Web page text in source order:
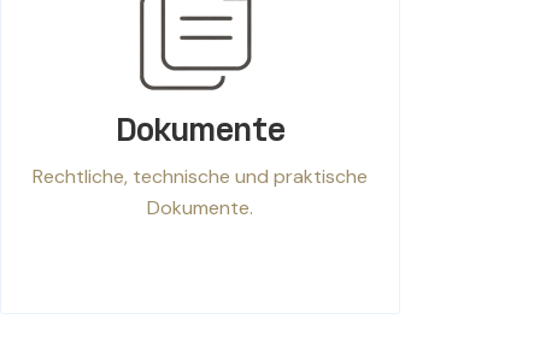
Dokumente
Rechtliche, technische und praktische
Dokumente.